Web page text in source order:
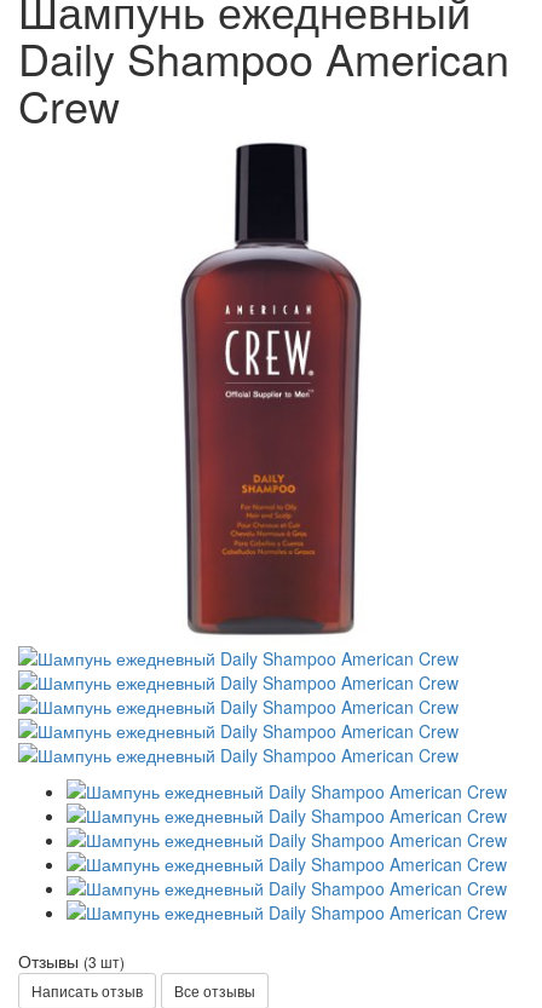
Daily Shampoo American
Crew
Отзывы (3 шт)
Написать отзыв
Все отзывы